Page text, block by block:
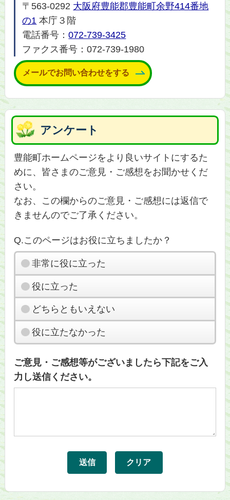
〒563-0292 大阪府豊能郡豊能町余野414番地
の1 本庁３階
電話番号：072-739-3425
ファクス番号：072-739-1980
メールでお問い合わせをする
アンケート
豊能町ホームページをより良いサイトにするた
めに、皆さまのご意見・ご感想をお聞かせくだ
さい。
なお、この欄からのご意見・ご感想には返信で
きませんのでご了承ください。
Q.このページはお役に立ちましたか？
非常に役に立った
役に立った
どちらともいえない
役に立たなかった
ご意見・ご感想等がございましたら下記をご入
力し送信ください。